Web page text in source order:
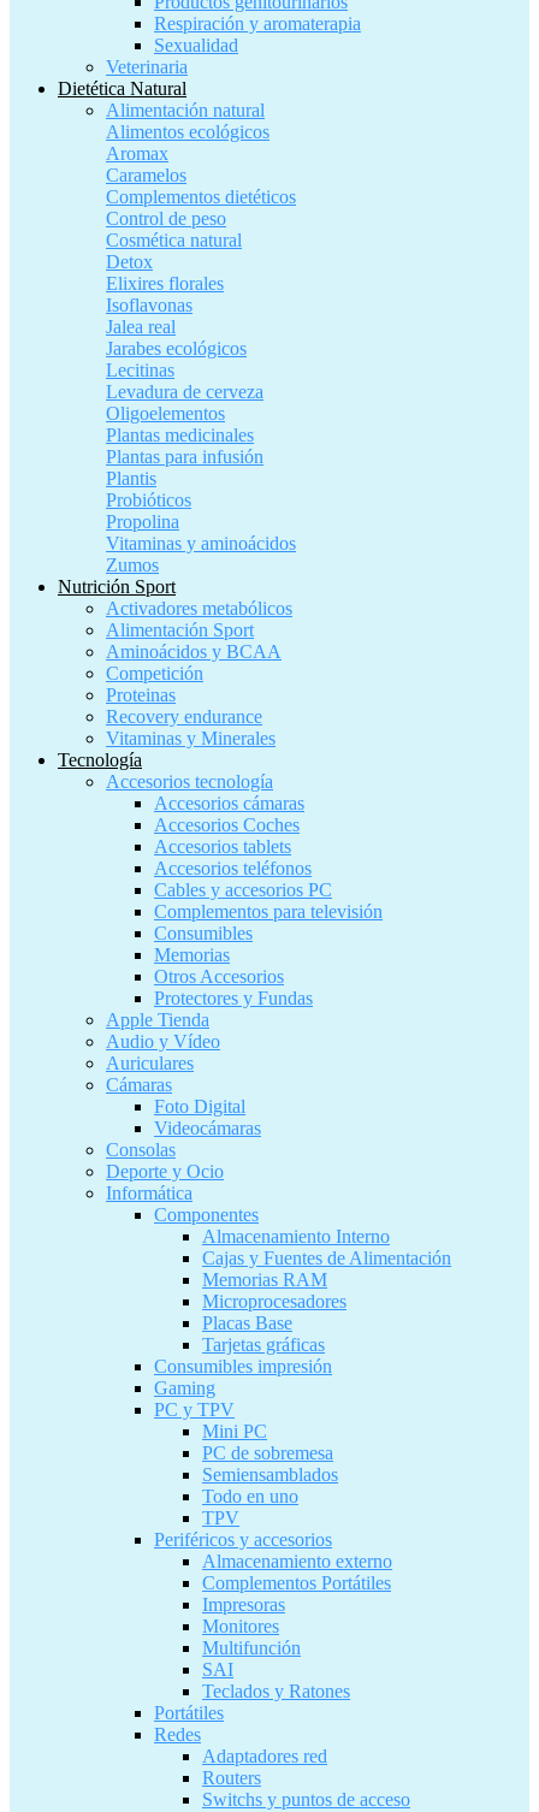
Respiración y aromaterapia
Sexualidad
Veterinaria
Dietética Natural
Alimentación natural
Alimentos ecológicos
Aromax
Caramelos
Complementos dietéticos
Control de peso
Cosmética natural
Detox
Elixires florales
Isoflavonas
Jalea real
Jarabes ecológicos
Lecitinas
Levadura de cerveza
Oligoelementos
Plantas medicinales
Plantas para infusión
Plantis
Probióticos
Propolina
Vitaminas y aminoácidos
Zumos
Nutrición Sport
Activadores metabólicos
Alimentación Sport
Aminoácidos y BCAA
Competición
Proteinas
Recovery endurance
Vitaminas y Minerales
Tecnología
Accesorios tecnología
Accesorios cámaras
Accesorios Coches
Accesorios tablets
Accesorios teléfonos
Cables y accesorios PC
Complementos para televisión
Consumibles
Memorias
Otros Accesorios
Protectores y Fundas
Apple Tienda
Audio y Vídeo
Auriculares
Cámaras
Foto Digital
Videocámaras
Consolas
Deporte y Ocio
Informática
Componentes
Almacenamiento Interno
Cajas y Fuentes de Alimentación
Memorias RAM
Microprocesadores
Placas Base
Tarjetas gráficas
Consumibles impresión
Gaming
PC y TPV
Mini PC
PC de sobremesa
Semiensamblados
Todo en uno
TPV
Periféricos y accesorios
Almacenamiento externo
Complementos Portátiles
Impresoras
Monitores
Multifunción
SAI
Teclados y Ratones
Portátiles
Redes
Adaptadores red
Routers
Switchs y puntos de acceso